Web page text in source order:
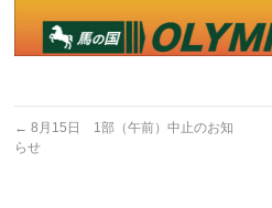
← 8月15日 1部（午前）中止のお知
らせ